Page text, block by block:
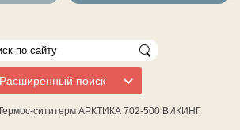
Расширенный поиск
сититерм АРКТИКА 702-500 ВИКИНГ